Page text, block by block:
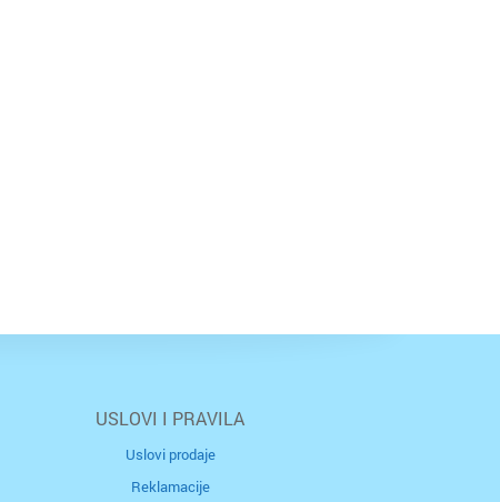
USLOVI I PRAVILA
Uslovi prodaje
Reklamacije